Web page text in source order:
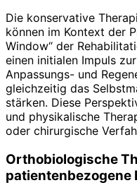
Die konservative
können im Kontext der
Window“ der
einen initialen Impuls
Anpassungs- und
gleichzeitig das
stärken. Diese
und physikalische
oder chirurgische
Orthobiologische
patientenbezogene